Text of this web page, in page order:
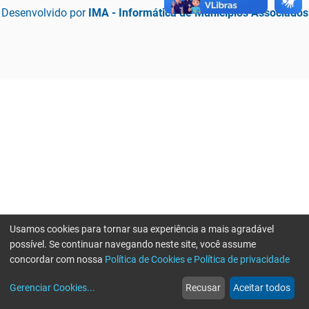
Desenvolvido por IMA - Informática de Municípios Associados
web
Notícias
more_horiz
Mais
Usamos cookies para tornar sua experiência a mais agradável
possível. Se continuar navegando neste site, você assume
concordar com nossa Política de Cookies e Política de privacidade
Gerenciar Cookies... Recusar Aceitar todos
Erro ao enviar informações, por favor tente novamente